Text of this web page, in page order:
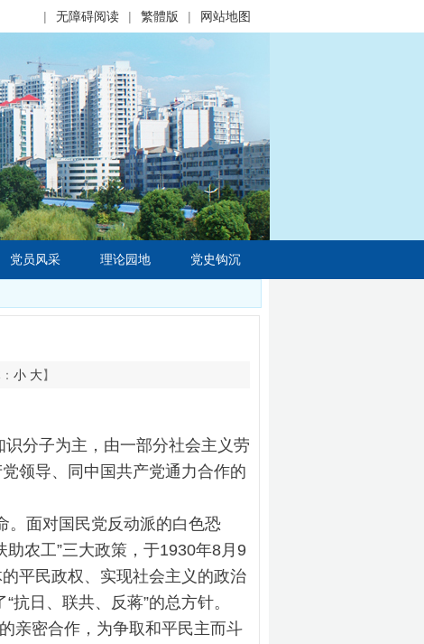
| 无障碍阅读 | 繁體版 | 网站地图
党员风采 理论园地 党史钩沉
小 大】
分子为主，由一部分社会主义劳
领导、同中国共产党通力合作的
面对国民党反动派的白色恐
农工”三大政策，于1930年8月9
平民政权、实现社会主义的政治
日、联共、反蒋”的总方针。
亲密合作，为争取和平民主而斗